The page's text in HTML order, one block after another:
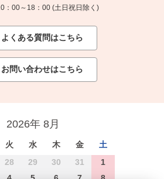
：00～18：00 (土日祝日除く)
よくある質問はこちら
お問い合わせはこちら
2026年 8月
火 水 木 金
土
28 29 30 31
1